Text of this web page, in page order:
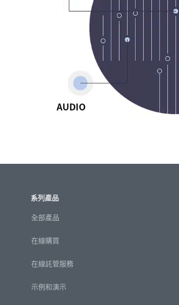
系列產品
全部產品
在線購買
在線託管服務
示例和演示